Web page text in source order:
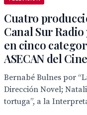
Cuatro
Canal Sur
en cinco
ASECAN del Cine
Bernabé Bulnes por
Dirección Novel;
tortuga”, a la